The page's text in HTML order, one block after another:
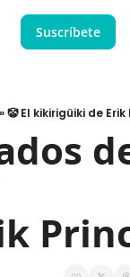
Suscríbete
El kikirigüiki de Erik